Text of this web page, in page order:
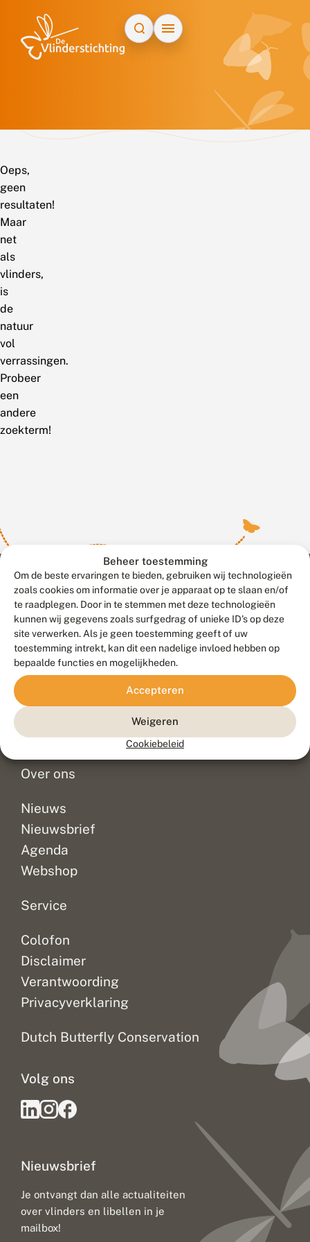
Beheer toestemming
Om de beste ervaringen te bieden, gebruiken wij technologieën
zoals cookies om informatie over je apparaat op te slaan en/of
te raadplegen. Door in te stemmen met deze technologieën
kunnen wij gegevens zoals surfgedrag of unieke ID's op deze
site verwerken. Als je geen toestemming geeft of uw
toestemming intrekt, kan dit een nadelige invloed hebben op
bepaalde functies en mogelijkheden.
Accepteren
Weigeren
Cookiebeleid
Oeps,
geen
resultaten!
Maar
net
als
vlinders,
is
de
natuur
vol
verrassingen.
Probeer
een
andere
zoekterm!
Contact
Veelgestelde vragen
Doneer
Over ons
Nieuws
Nieuwsbrief
Agenda
Webshop
Service
Colofon
Disclaimer
Verantwoording
Privacyverklaring
Dutch Butterfly Conservation
Nieuwsbrief
Je ontvangt dan alle actualiteiten
over vlinders en libellen in je
mailbox!
Volg ons
Meld waarnemingen© 2026 Vlinderstichting
Duurzaam ontwikkeld door
Go2People
, ontworpen door
Blue Field Agency
Privacy
Disclaimer
Sitemap